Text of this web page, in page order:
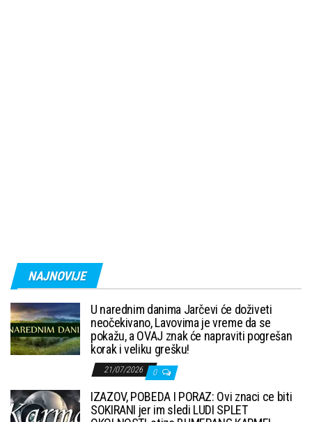
NAJNOVIJE
U narednim danima Jarčevi će doživeti
neočekivano, Lavovima je vreme da se
pokažu, a OVAJ znak će napraviti pogrešan
korak i veliku grešku!
21/07/2026 0
IZAZOV, POBEDA I PORAZ: Ovi znaci ce biti
SOKIRANI jer im sledi LUDI SPLET